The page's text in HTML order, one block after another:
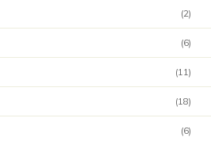
(2)
(6)
(11)
(18)
(6)